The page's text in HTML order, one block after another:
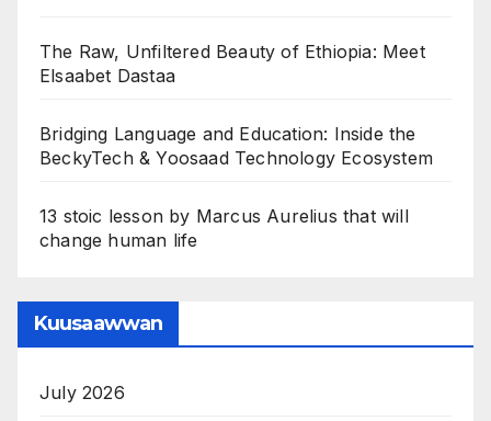
The Raw, Unfiltered Beauty of Ethiopia: Meet
Elsaabet Dastaa
Bridging Language and Education: Inside the
BeckyTech & Yoosaad Technology Ecosystem
13 stoic lesson by Marcus Aurelius that will
change human life
Kuusaawwan
July 2026